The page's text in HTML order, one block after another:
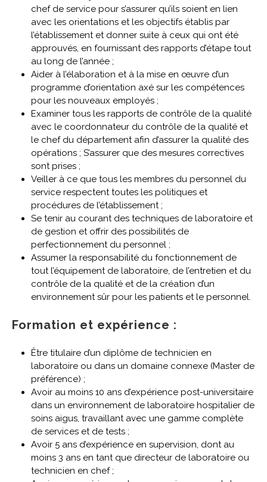
chef de service pour s’assurer qu’ils soient en lien
avec les orientations et les objectifs établis par
l’établissement et donner suite à ceux qui ont été
approuvés, en fournissant des rapports d’étape tout
au long de l’année ;
Aider à l’élaboration et à la mise en œuvre d’un
programme d’orientation axé sur les compétences
pour les nouveaux employés ;
Examiner tous les rapports de contrôle de la qualité
avec le coordonnateur du contrôle de la qualité et
le chef du département afin d’assurer la qualité des
opérations ; S’assurer que des mesures correctives
sont prises ;
Veiller à ce que tous les membres du personnel du
service respectent toutes les politiques et
procédures de l’établissement ;
Se tenir au courant des techniques de laboratoire et
de gestion et offrir des possibilités de
perfectionnement du personnel ;
Assumer la responsabilité du fonctionnement de
tout l’équipement de laboratoire, de l’entretien et du
contrôle de la qualité et de la création d’un
environnement sûr pour les patients et le personnel.
Formation et expérience :
Être titulaire d’un diplôme de technicien en
laboratoire ou dans un domaine connexe (Master de
préférence) ;
Avoir au moins 10 ans d’expérience post-universitaire
dans un environnement de laboratoire hospitalier de
soins aigus, travaillant avec une gamme complète
de services et de tests ;
Avoir 5 ans d’expérience en supervision, dont au
moins 3 ans en tant que directeur de laboratoire ou
technicien en chef ;